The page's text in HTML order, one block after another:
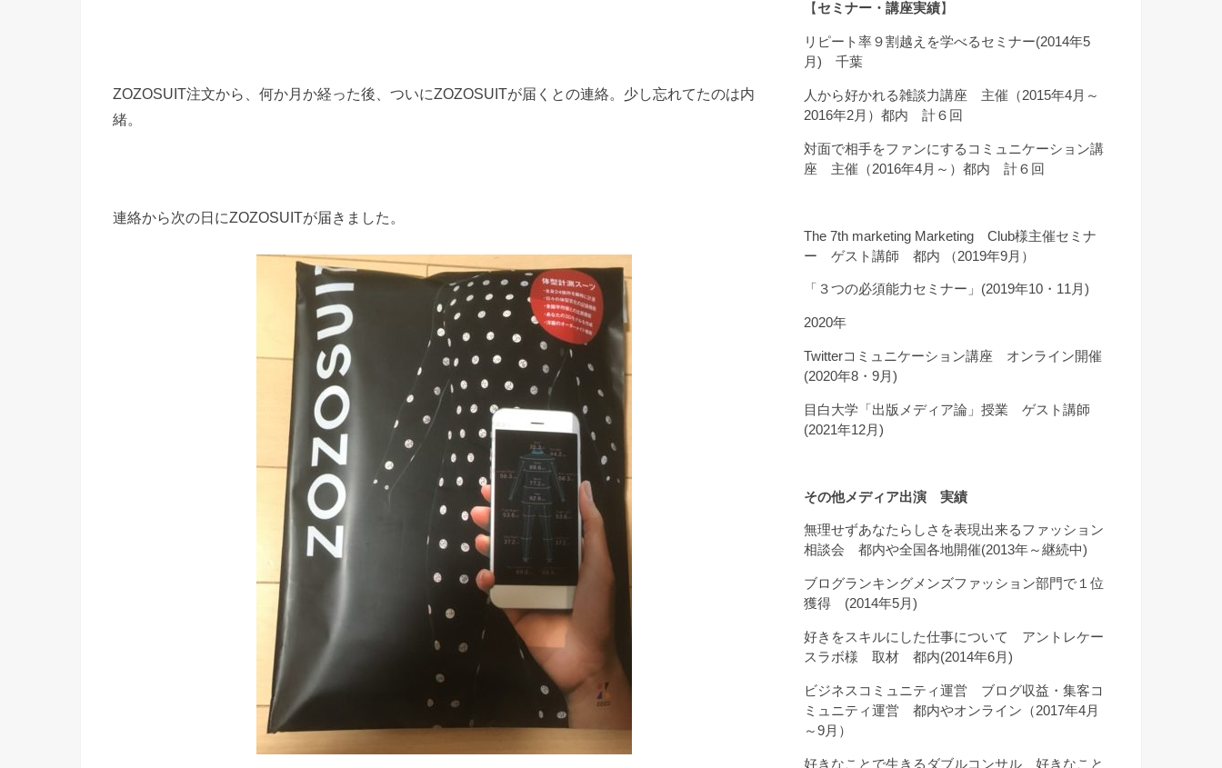
ZOZOSUIT注文から、何か月か経った後、ついにZOZOSUITが届くとの連絡。少し忘れてたのは内
緒。
連絡から次の日にZOZOSUITが届きました。
【 セミナー・講座実績】
リピート率９割越えを学べるセミナー(2014年5
月) 千葉
人から好かれる雑談力講座 主催（2015年4月～
2016年2月）都内 計６回
対面で相手をファンにするコミュニケーション講
座 主催（2016年4月～）都内 計６回
The 7th marketing Marketing Club様主催セミナ
ー ゲスト講師 都内 （2019年9月）
「３つの必須能力セミナー」(2019年10・11月)
2020年
Twitterコミュニケーション講座 オンライン開催
(2020年8・9月)
目白大学「出版メディア論」授業 ゲスト講師
(2021年12月)
その他メディア出演 実績
無理せずあなたらしさを表現出来るファッション
相談会 都内や全国各地開催(2013年～継続中)
ブログランキングメンズファッション部門で１位
獲得 (2014年5月)
好きをスキルにした仕事について アントレケー
スラボ様 取材 都内(2014年6月)
ビジネスコミュニティ運営 ブログ収益・集客コ
ミュニティ運営 都内やオンライン（2017年4月
～9月）
好きなことで生きるダブルコンサル 好きなこと